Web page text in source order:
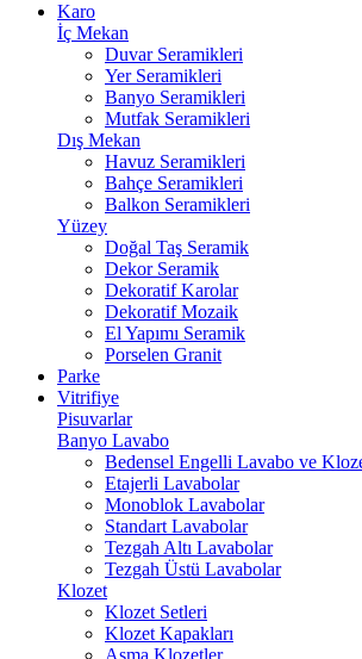
Karo
İç Mekan
Duvar Seramikleri
Yer Seramikleri
Banyo Seramikleri
Mutfak Seramikleri
Dış Mekan
Havuz Seramikleri
Bahçe Seramikleri
Balkon Seramikleri
Yüzey
Doğal Taş Seramik
Dekor Seramik
Dekoratif Karolar
Dekoratif Mozaik
El Yapımı Seramik
Porselen Granit
Parke
Vitrifiye
Pisuvarlar
Banyo Lavabo
Bedensel Engelli Lavabo ve
Etajerli Lavabolar
Monoblok Lavabolar
Standart Lavabolar
Tezgah Altı Lavabolar
Tezgah Üstü Lavabolar
Klozet
Klozet Setleri
Klozet Kapakları
Asma Klozetler